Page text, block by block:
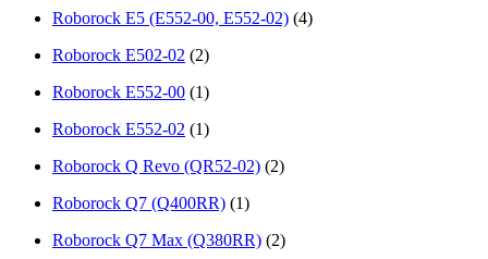
Roborock E5 (E552-00, E552-02) (4)
Roborock E502-02 (2)
Roborock E552-00 (1)
Roborock E552-02 (1)
Roborock Q Revo (QR52-02) (2)
Roborock Q7 (Q400RR) (1)
Roborock Q7 Max (Q380RR) (2)